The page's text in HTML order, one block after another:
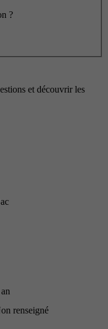
?
et découvrir les
renseigné